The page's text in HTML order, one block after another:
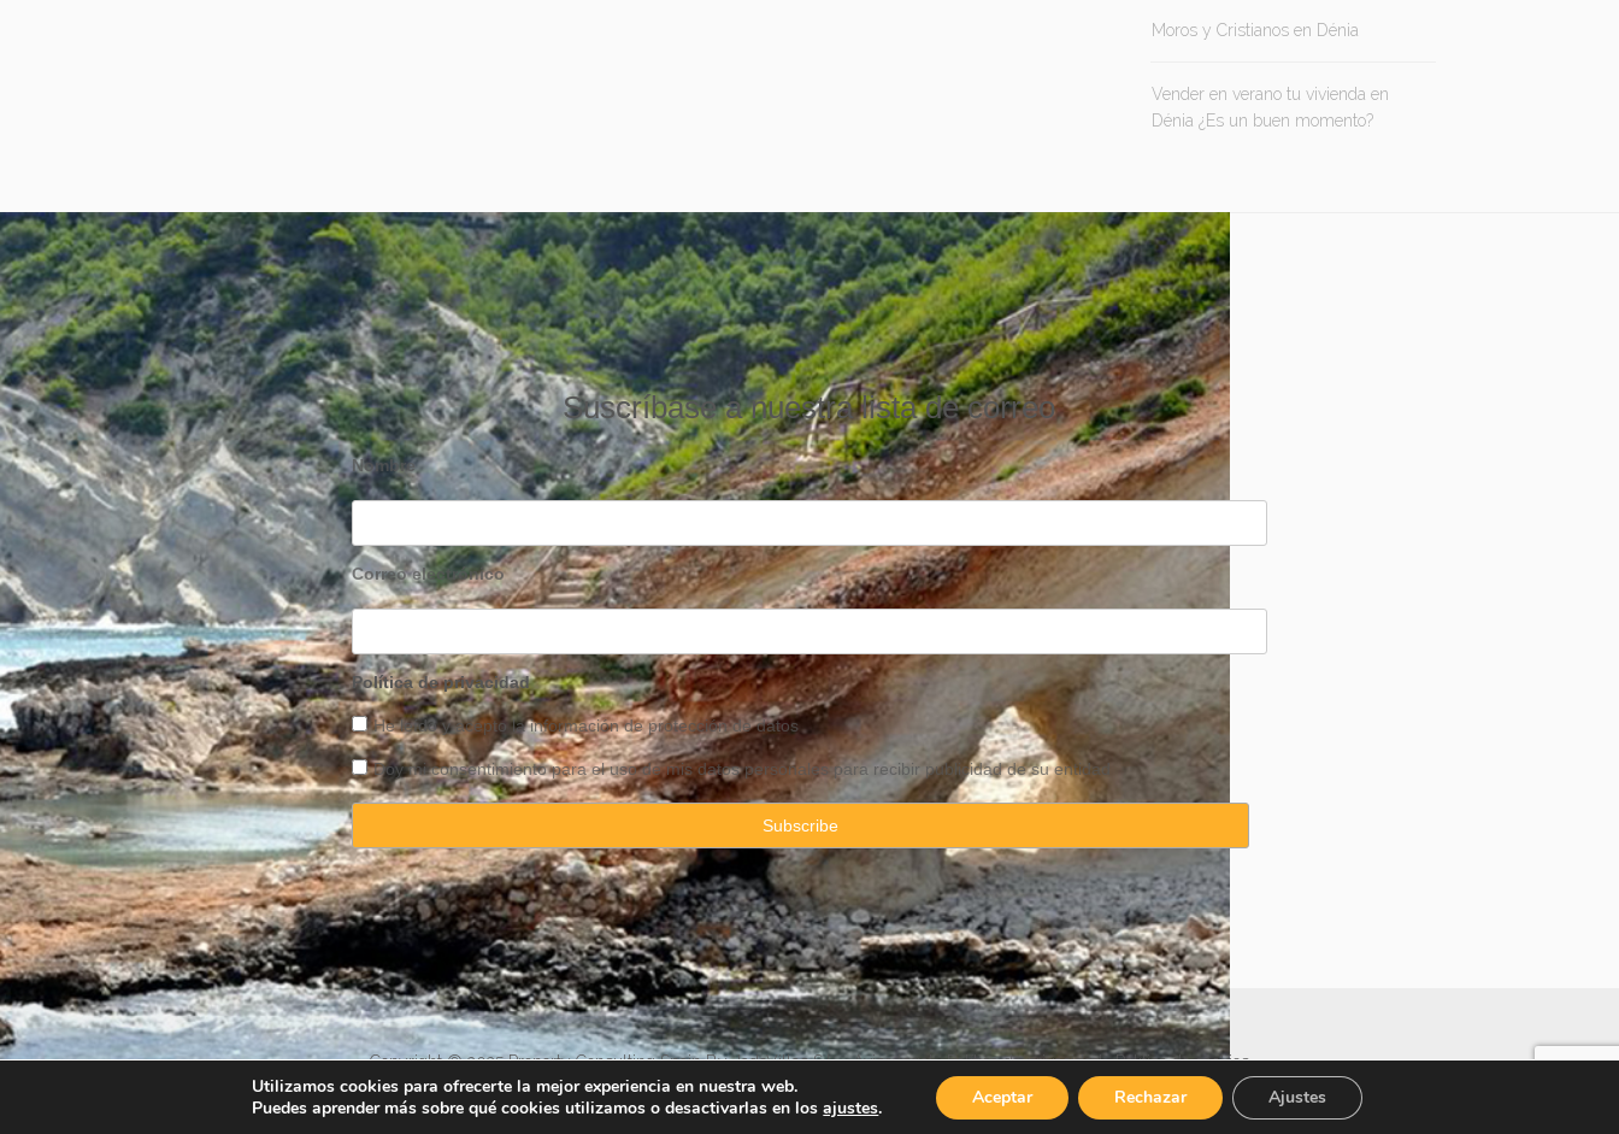
Moros y Cristianos en Dénia
Vender en verano tu vivienda en
Dénia ¿Es un buen momento?
Suscríbase a nuestra lista de correo
Nombre
Correo electrónico
Política de privacidad
He leído y acepto la información deprotecciónde datos
Doy mi consentimiento para el uso de mis datos personales para recibir publicidad de su entidad
Copyright © 2025 Property Consulting Spain By JadeVillas S.L. ·Aviso legal·Política de privacidad·Política de cookies
Utilizamos cookies para ofrecerte la mejor experiencia en nuestra web.
Puedes aprender más sobre qué cookies utilizamos o desactivarlas en losajustes. Aceptar Rechazar Ajustes